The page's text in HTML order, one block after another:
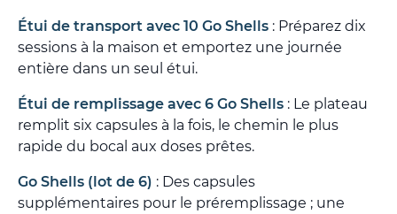
Étui de transport avec 10 Go Shells : Préparez dix
sessions à la maison et emportez une journée
entière dans un seul étui.
Étui de remplissage avec 6 Go Shells : Le plateau
remplit six capsules à la fois, le chemin le plus
rapide du bocal aux doses prêtes.
Go Shells (lot de 6) : Des capsules
supplémentaires pour le préremplissage ; une